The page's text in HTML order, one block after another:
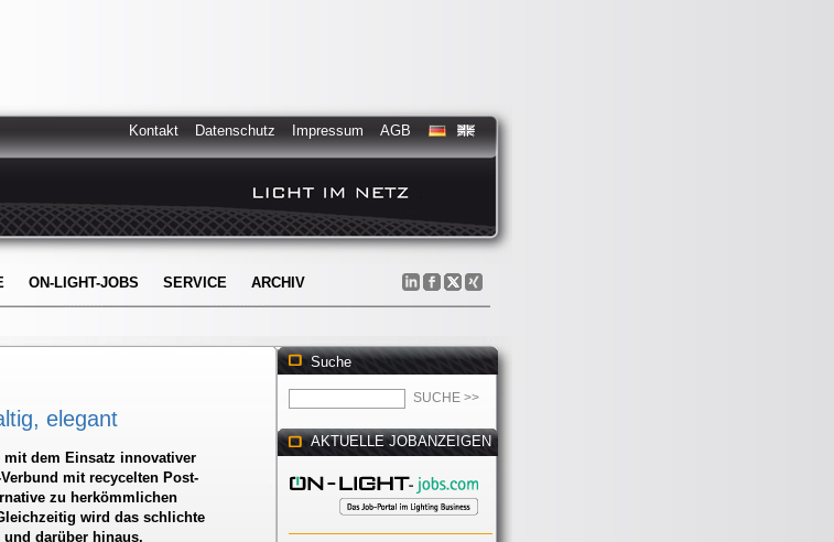
Kontakt Datenschutz Impressum AGB
ON-LIGHT-JOBS SERVICE ARCHIV
elegant
dem Einsatz innovativer
mit recycelten Post-
zu herkömmlichen
wird das schlichte
darüber hinaus.
Suche
AKTUELLE JOBANZEIGEN